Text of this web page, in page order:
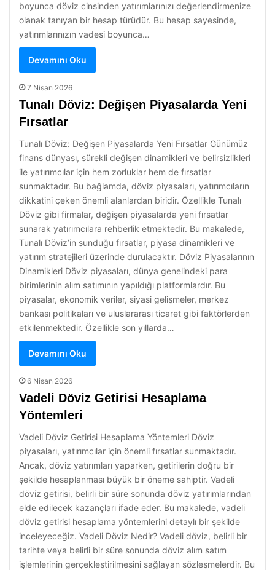
boyunca döviz cinsinden yatırımlarınızı değerlendirmenize
olanak tanıyan bir hesap türüdür. Bu hesap sayesinde,
yatırımlarınızın vadesi boyunca…
Devamını Oku
7 Nisan 2026
Tunalı Döviz: Değişen Piyasalarda Yeni
Fırsatlar
Tunalı Döviz: Değişen Piyasalarda Yeni Fırsatlar Günümüz
finans dünyası, sürekli değişen dinamikleri ve belirsizlikleri
ile yatırımcılar için hem zorluklar hem de fırsatlar
sunmaktadır. Bu bağlamda, döviz piyasaları, yatırımcıların
dikkatini çeken önemli alanlardan biridir. Özellikle Tunalı
Döviz gibi firmalar, değişen piyasalarda yeni fırsatlar
sunarak yatırımcılara rehberlik etmektedir. Bu makalede,
Tunalı Döviz’in sunduğu fırsatlar, piyasa dinamikleri ve
yatırım stratejileri üzerinde durulacaktır. Döviz Piyasalarının
Dinamikleri Döviz piyasaları, dünya genelindeki para
birimlerinin alım satımının yapıldığı platformlardır. Bu
piyasalar, ekonomik veriler, siyasi gelişmeler, merkez
bankası politikaları ve uluslararası ticaret gibi faktörlerden
etkilenmektedir. Özellikle son yıllarda…
Devamını Oku
6 Nisan 2026
Vadeli Döviz Getirisi Hesaplama
Yöntemleri
Vadeli Döviz Getirisi Hesaplama Yöntemleri Döviz
piyasaları, yatırımcılar için önemli fırsatlar sunmaktadır.
Ancak, döviz yatırımları yaparken, getirilerin doğru bir
şekilde hesaplanması büyük bir öneme sahiptir. Vadeli
döviz getirisi, belirli bir süre sonunda döviz yatırımlarından
elde edilecek kazançları ifade eder. Bu makalede, vadeli
döviz getirisi hesaplama yöntemlerini detaylı bir şekilde
inceleyeceğiz. Vadeli Döviz Nedir? Vadeli döviz, belirli bir
tarihte veya belirli bir süre sonunda döviz alım satım
işlemlerinin gerçekleştirilmesini sağlayan sözleşmelerdir. Bu